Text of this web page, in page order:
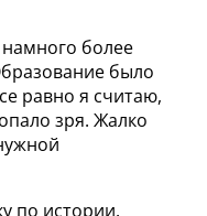
более
было
равно я считаю,
зря. Жалко
по истории.